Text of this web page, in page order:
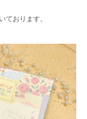
おります。